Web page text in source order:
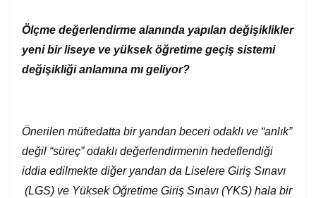
Ölçme değerlendirme alanında yapılan değişiklikler
yeni bir liseye ve yüksek öğretime geçiş sistemi
değişikliği anlamına mı geliyor?
Önerilen müfredatta bir yandan beceri odaklı ve “anlık”
değil “süreç” odaklı değerlendirmenin hedeflendiği
iddia edilmekte diğer yandan da Liselere Giriş Sınavı
(LGS) ve Yüksek Öğretime Giriş Sınavı (YKS) hala bir